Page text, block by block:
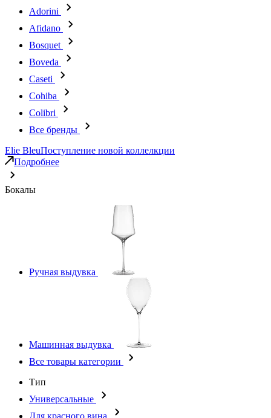
Adorini
Afidano
Bosquet
Boveda
Caseti
Cohiba
Colibri
Все бренды
Elie BleuПоступление новой коллелкции
Подробнее
Бокалы
Ручная выдувка
Машинная выдувка
Все товары категории
Тип
Универсальные
Для красного вина